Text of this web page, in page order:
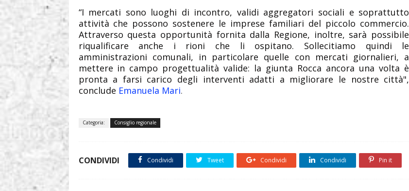
“I mercati sono luoghi di incontro, validi aggregatori sociali e soprattutto
attività che possono sostenere le imprese familiari del piccolo commercio.
Attraverso questa opportunità fornita dalla Regione, inoltre, sarà possibile
riqualificare anche i rioni che li ospitano. Sollecitiamo quindi le
amministrazioni comunali, in particolare quelle con mercati giornalieri, a
mettere in campo progettualità valide: la giunta Rocca ancora una volta è
pronta a farsi carico degli interventi adatti a migliorare le nostre città",
conclude Emanuela Mari.
Categoria: Consiglio regionale
CONDIVIDI Condividi Tweet Condividi Condividi Pin it